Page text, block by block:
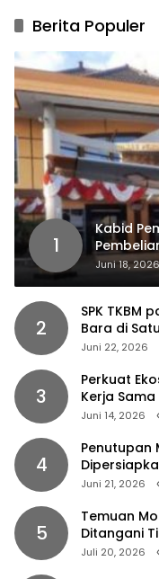
Berita Populer
1
Kabid
Juni 18, 2026
2
SPK TKBM
Bara di
Juni 22, 2026
3
Perkuat
Kerja
Juni 14, 2026
4
Penutupan
Juni 21, 2026
5
Temuan
Ditangani
Juli 20, 2026